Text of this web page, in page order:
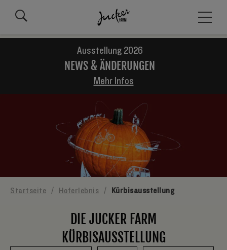
Ausstellung 2026
NEWS & ÄNDERUNGEN
Mehr Infos
Startseite / Hoferlebnis / Kürbisausstellung
DIE JUCKER FARM
KÜRBISAUSSTELLUNG